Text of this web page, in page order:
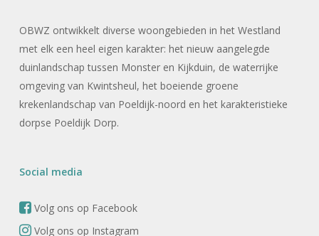
OBWZ ontwikkelt diverse woongebieden in het Westland
met elk een heel eigen karakter: het nieuw aangelegde
duinlandschap tussen Monster en Kijkduin, de waterrijke
omgeving van Kwintsheul, het boeiende groene
krekenlandschap van Poeldijk-noord en het karakteristieke
dorpse Poeldijk Dorp.
Social media
Volg ons op Facebook
Volg ons op Instagram